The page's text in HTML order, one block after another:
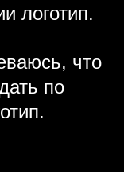
логотип.
что
по